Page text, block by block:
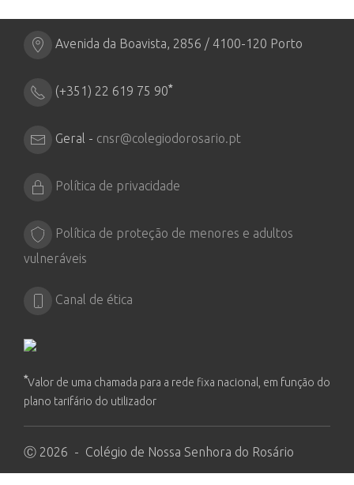
Avenida da Boavista, 2856 / 4100-120 Porto
(+351) 22 619 75 90*
Geral - cnsr@colegiodorosario.pt
Política de privacidade
Política de proteção de menores e adultos
vulneráveis
Canal de ética
*Valor de uma chamada para a rede fixa nacional, em função do
plano tarifário do utilizador
Ⓒ 2026 - Colégio de Nossa Senhora do Rosário